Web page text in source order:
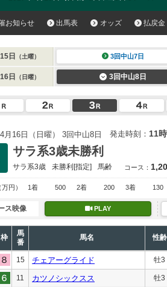
お知らせ 出馬表 オッズ 払戻金
日 （土曜） 3回中山7日
日 （日曜） 3回中山8日
月16日（日曜） 3回中山8日 発走時刻： 11
サラ系3歳未勝利
サラ系3歳 未勝利[指定] 馬齢 コース：
万円） 1着 500 2着 200 3着 130
ス映像 PLAY
枠
馬
番
馬名 性齢
15 チェアーグライド 牡3
11 カツノシックスス 牡3